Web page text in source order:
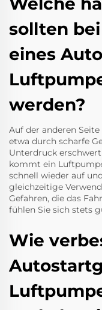
sollten
eines
werden?
Auf der anderen
etwa durch scharfe
Unterdruck
kommt ein
schnell wieder auf
gleichzeitige
Gefahren, die das
fühlen Sie sich stets
Wie